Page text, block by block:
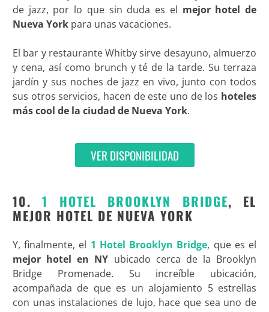
de jazz, por lo que sin duda es el mejor hotel de
Nueva Yorkpara unas vacaciones.
El bar y restaurante Whitby sirve desayuno, almuerzo
y cena, así como brunch y té de la tarde. Su terraza
jardín y sus noches de jazz en vivo, junto con todos
sus otros servicios, hacen de este uno de los hoteles
más cool de la ciudad de Nueva York.
VER DISPONIBILIDAD
10.1 HOTEL BROOKLYN BRIDGE, EL
MEJOR HOTEL DE NUEVA YORK
Y, finalmente, el 1 Hotel Brooklyn Bridge, que es el
mejor hotel en NY ubicado cerca de la Brooklyn
Bridge Promenade. Su increíble ubicación,
acompañada de que es un alojamiento 5 estrellas
con unas instalaciones de lujo, hace que sea uno de